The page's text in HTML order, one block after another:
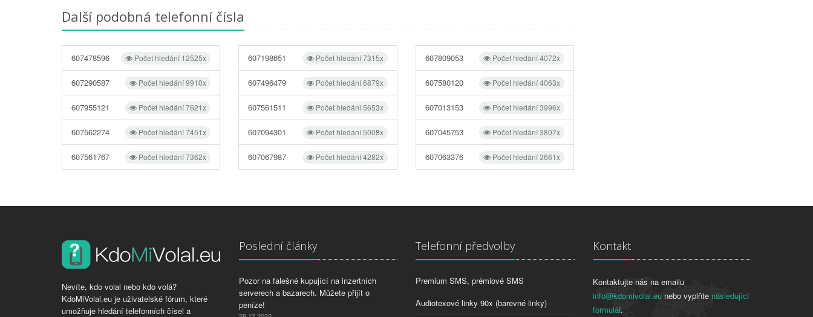
Další podobná telefonní čísla
Počet hledání 12525x
607478596
Počet hledání 9910x
607290587
Počet hledání 7621x
607955121
Počet hledání 7451x
607562274
Počet hledání 7362x
607561767
Počet hledání 7315x
607198651
Počet hledání 6879x
607496479
Počet hledání 5653x
607561511
Počet hledání 5008x
607094301
Počet hledání 4282x
607067987
Počet hledání 4072x
607809053
Počet hledání 4063x
607580120
Počet hledání 3996x
607013153
Počet hledání 3807x
607045753
Počet hledání 3661x
607063376
Nevíte, kdo volal nebo kdo volá?
KdoMiVolal.eu je uživatelské fórum, které
umožňuje hledání telefonních čísel a
Poslední články
Pozor na falešné kupující na inzertních
serverech a bazarech. Můžete přijít o
peníze!
Telefonní předvolby
Premium SMS, prémiové SMS
Audiotexové linky 90x (barevné linky)
Kontakt
Kontaktujte nás na emailu
info@kdomivolal.eunebo vyplňte následující
formulář.